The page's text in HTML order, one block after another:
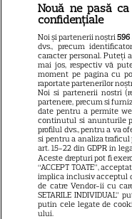
Nouă ne pasă
confidențiale
Noi și partenerii noștri596
dvs., precum
caracter personal. Puteți
mai jos, respectiv vă
moment pe pagina cu
raportate partenerilor
Noi si partenerii nostri
partenere, precum si
date pentru a permite
continutul si anunturile
profilul dvs., pentru a va
si pentru a analiza traficul
art. 15-22 din GDPR in
Aceste drepturi pot fi
“ACCEPT TOATE”,
implica inclusiv acceptul
de catre Vendor-ii cu
SETARILE
putin cele legate de
ului.